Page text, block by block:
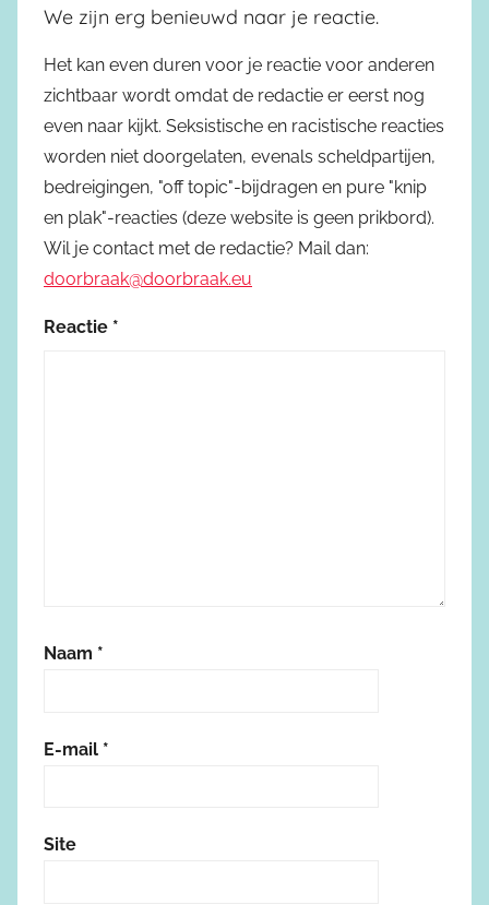
We zijn erg benieuwd naar je reactie.
Het kan even duren voor je reactie voor anderen
zichtbaar wordt omdat de redactie er eerst nog
even naar kijkt. Seksistische en racistische reacties
worden niet doorgelaten, evenals scheldpartijen,
bedreigingen, "off topic"-bijdragen en pure "knip
en plak"-reacties (deze website is geen prikbord).
Wil je contact met de redactie? Mail dan:
doorbraak@doorbraak.eu
Reactie *
Naam *
E-mail *
Site